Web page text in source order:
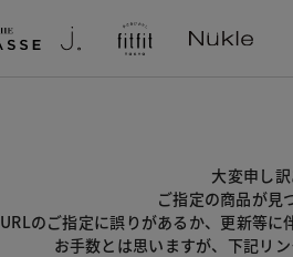
大変申し訳
ご指定の商品が見
URLのご指定に誤りがあるか、更新等に
お手数とは思いますが、下記リ